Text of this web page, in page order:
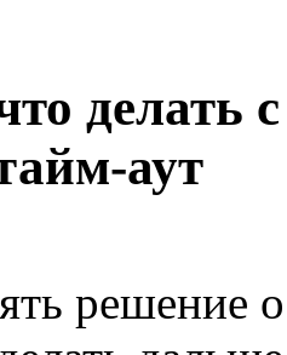
делать
аут
решение